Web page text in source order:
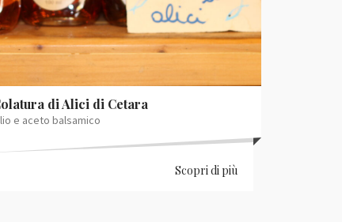
di Alici di Cetara
e aceto balsamico
Scopri di più